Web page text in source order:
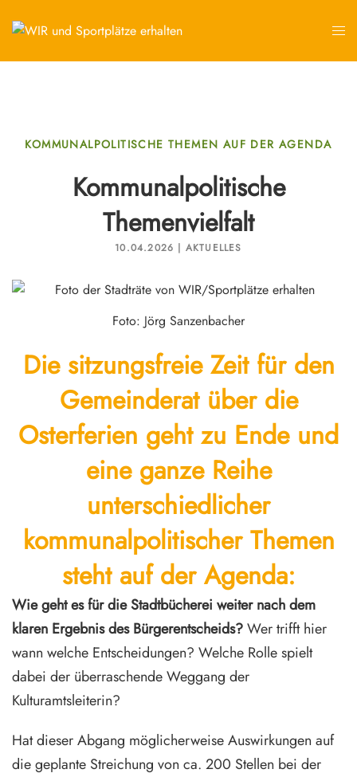
KOMMUNALPOLITISCHE THEMEN AUF DER AGENDA
Kommunalpolitische
Themenvielfalt
10.04.2026 | AKTUELLES
Foto: Jörg Sanzenbacher
Die sitzungsfreie Zeit für den
Gemeinderat über die
Osterferien geht zu Ende und
eine ganze Reihe
unterschiedlicher
kommunalpolitischer Themen
steht auf der Agenda:
Wie geht es für die Stadtbücherei weiter nach dem
klaren Ergebnis des Bürgerentscheids?Wer trifft hier
wann welche Entscheidungen? Welche Rolle spielt
dabei der überraschende Weggang der
Kulturamtsleiterin?
Hat dieser Abgang möglicherweise Auswirkungen auf
die geplante Streichung von ca. 200 Stellen bei der